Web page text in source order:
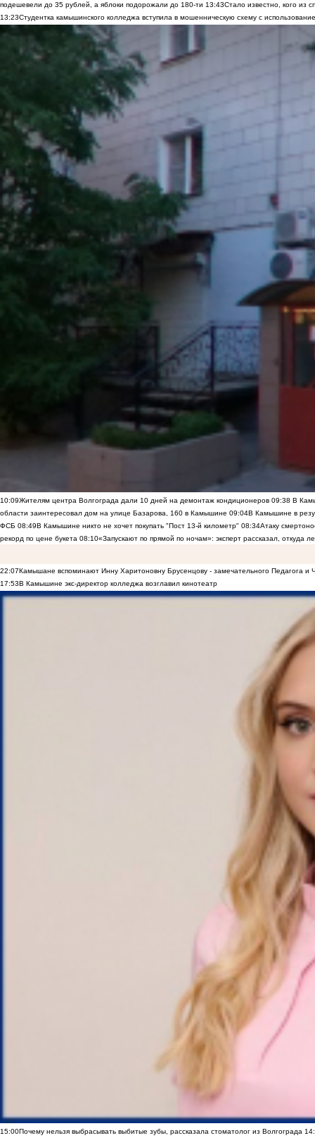
подешевели до 35 рублей, а яблоки подорожали до 180-ти 13:43Стало известно, кого из
13:23Студентка камышинского колледжа вступила в мошенническую схему с
10:09Жителям центра Волгограда дали 10 дней на демонтаж кондиционеров 09:38 В
области заинтересовал дом на улице Базарова, 160 в Камышине 09:04В Камышине в
ФСБ 08:49В Камышине никто не хочет покупать "Пост 13-й километр" 08:34Атаку
рекорд по цене букета 08:10«Запускают по прямой по ночам»: эксперт рассказал, откуда
22:07Камышане вспоминают Инну Харитоновну Брусенцову - замечательного Педагога и
17:53В Камышине экс-директор колледжа возглавил кинотеатр
15:00Почему нельзя выбрасывать выбитые зубы, рассказала стоматолог из Волгограда